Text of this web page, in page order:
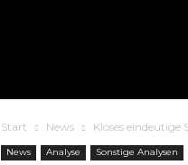
Start News Kloses eindeutige
News Analyse Sonstige Analysen